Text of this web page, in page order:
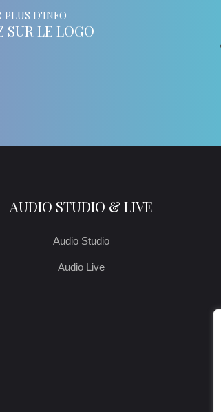
PLUS D'INFO
SUR LE LOGO
AUDIO STUDIO & LIVE
Audio Studio
Audio Live